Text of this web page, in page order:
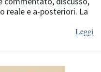
reale e a-posteriori. La
Leggi